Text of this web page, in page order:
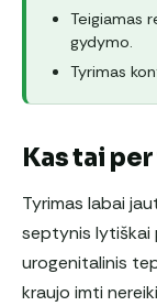
Teigiamas
gydymo.
Tyrimas
Kas tai
Tyrimas labai
septynis lytiškai
urogenitalinis
kraujo imti